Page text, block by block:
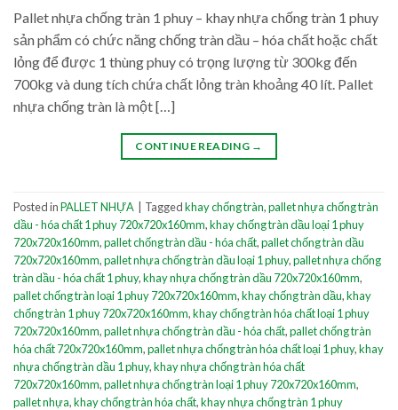
Pallet nhựa chống tràn 1 phuy – khay nhựa chống tràn 1 phuy
sản phẩm có chức năng chống tràn dầu – hóa chất hoặc chất
lỏng để được 1 thùng phuy có trọng lượng từ 300kg đến
700kg và dung tích chứa chất lỏng tràn khoảng 40 lít. Pallet
nhựa chống tràn là một […]
CONTINUE READING →
Posted inPALLET NHỰA Taggedkhay chống tràn,pallet nhựa chống tràn
dầu - hóa chất 1 phuy 720x720x160mm,khay chống tràn dầu loại 1 phuy
720x720x160mm,pallet chống tràn dầu - hóa chất,pallet chống tràn dầu
720x720x160mm,pallet nhựa chống tràn dầu loại 1 phuy,pallet nhựa chống
tràn dầu - hóa chất 1 phuy,khay nhựa chống tràn dầu 720x720x160mm,
pallet chống tràn loại 1 phuy 720x720x160mm,khay chống tràn dầu,khay
chống tràn 1 phuy 720x720x160mm,khay chống tràn hóa chất loại 1 phuy
720x720x160mm,pallet nhựa chống tràn dầu - hóa chất,pallet chống tràn
hóa chất 720x720x160mm,pallet nhựa chống tràn hóa chất loại 1 phuy,khay
nhựa chống tràn dầu 1 phuy,khay nhựa chống tràn hóa chất
720x720x160mm,pallet nhựa chống tràn loại 1 phuy 720x720x160mm,
pallet nhựa,khay chống tràn hóa chất,khay nhựa chống tràn 1 phuy